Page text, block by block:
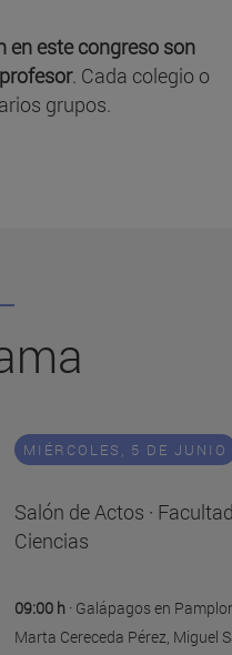
en este congreso son
. Cada colegio o
grupos.
MIÉRCOLES, 5 DE JUNIO
Salón de Actos ·
Ciencias
09:00 h · Galápagos en
Marta Cereceda Pérez, Miguel